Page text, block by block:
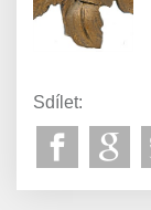
Sdílet: